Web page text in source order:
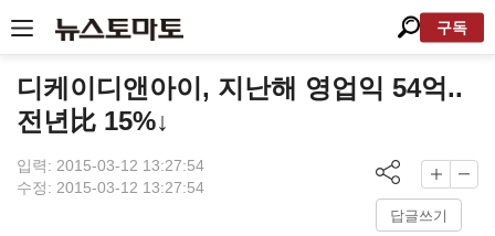
구독
디케이디앤아이, 지난해 영업익 54억..
전년比 15%↓
입력: 2015-03-12 13:27:54
수정: 2015-03-12 13:27:54
답글쓰기